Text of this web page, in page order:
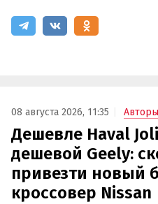
08 августа 2026, 11:35
Дешевле Haval
дешевой Geely:
привезти новый
кроссовер Nissan